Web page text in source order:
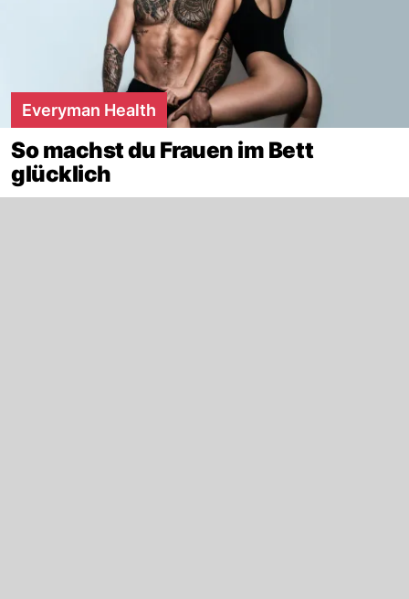
Everyman Health
So machst du Frauen im Bett
glücklich